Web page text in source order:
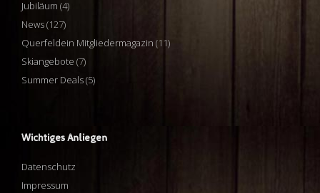
Jubiläum (4)
News(127)
Querfeldein Mitgliedermagazin (11)
Skiangebote (7)
Summer Deals(5)
Wichtiges Anliegen
Datenschutz
Impressum